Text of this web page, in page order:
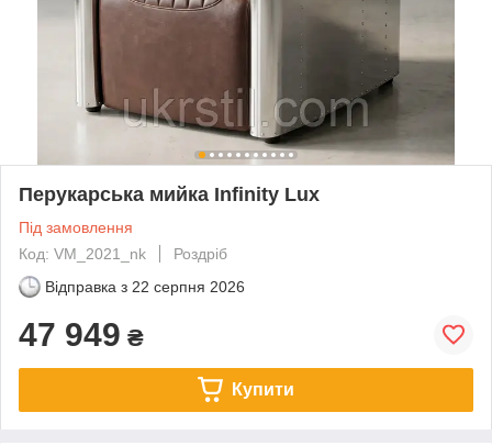
Перукарська мийка Infinity Lux
Під замовлення
Код: VM_2021_nk
Роздріб
Відправка з 22 серпня 2026
47 949 ₴
Купити